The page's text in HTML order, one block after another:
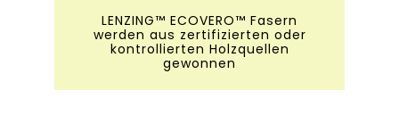
LENZING™ ECOVERO™ Fasern
werden aus zertifizierten oder
kontrollierten Holzquellen
gewonnen